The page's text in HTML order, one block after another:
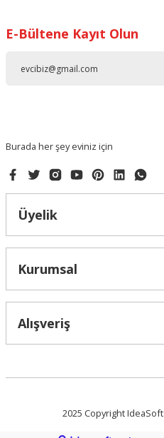
Ürün resmi kalitesiz, bozuk
E-Bültene Kayıt Olun
Burada her şey eviniz için
Üyelik
Kurumsal
Alışveriş
2025 Copyright IdeaSoft